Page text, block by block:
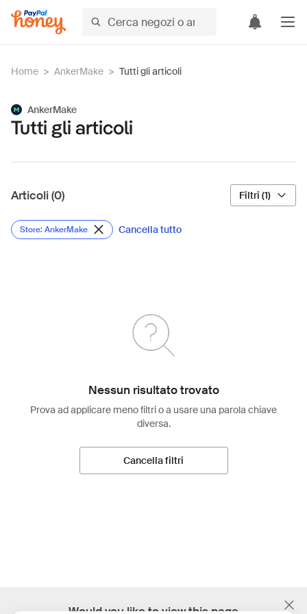
Home > AnkerMake > Tutti gli articoli
AnkerMake
Tutti gli articoli
Articoli (0) Filtri (1)
Store: AnkerMake Cancella tutto
Nessun risultato trovato
Prova ad applicare meno filtri o a usare una parola chiave
diversa.
Cancella filtri